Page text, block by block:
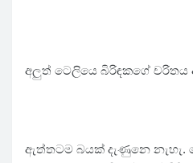
අලුත් ටෙලියෙ බිරිඳකගේ
ඇත්තටම බයක් දැණුනෙ නැහැ.